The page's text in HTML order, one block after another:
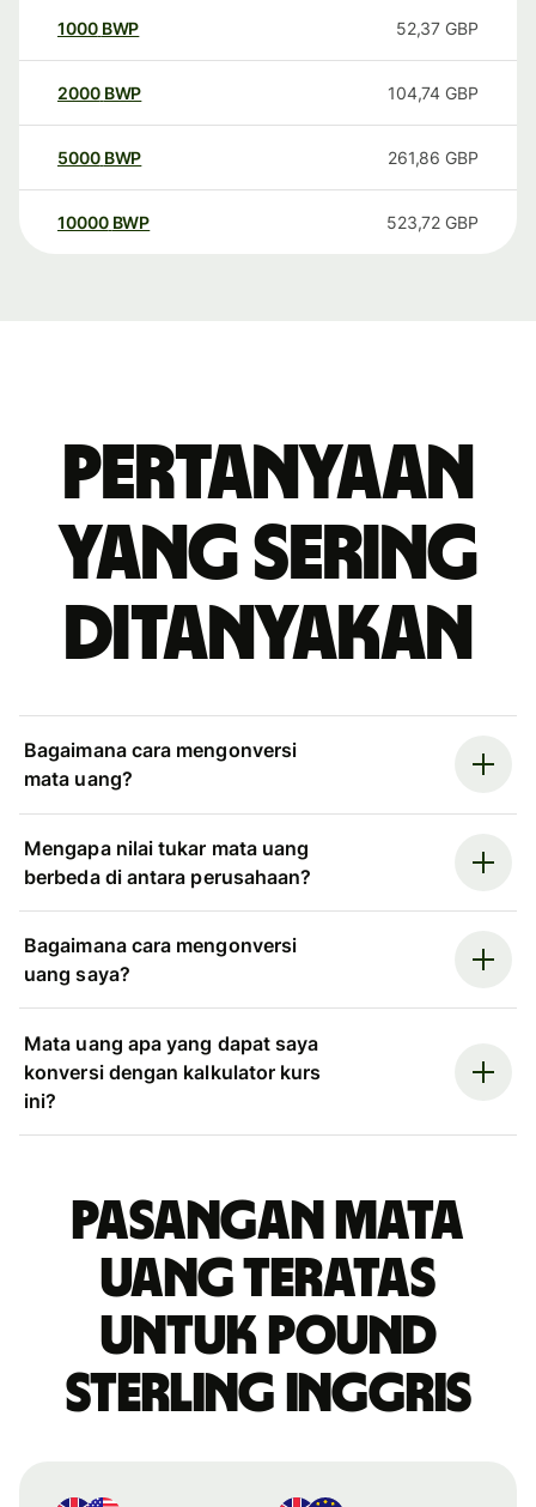
1000 BWP 52,37 GBP
2000 BWP 104,74 GBP
5000 BWP 261,86 GBP
10000 BWP 523,72 GBP
Pertanyaan
yang sering
ditanyakan
Bagaimana cara mengonversi
mata uang?
Mengapa nilai tukar mata uang
berbeda di antara perusahaan?
Bagaimana cara mengonversi
uang saya?
Mata uang apa yang dapat saya
konversi dengan kalkulator kurs
ini?
Pasangan mata
uang teratas
untuk pound
sterling Inggris